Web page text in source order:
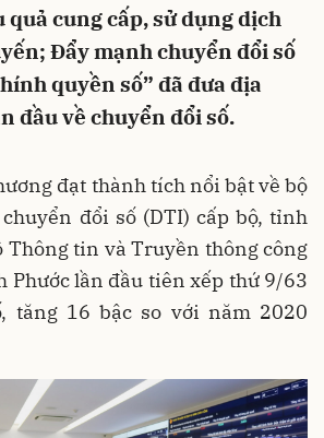
quả cung cấp, sử dụng dịch
Đẩy mạnh chuyển đổi số
quyền số” đã đưa địa
đầu về chuyển đổi số.
đạt thành tích nổi bật về bộ
đổi số (DTI) cấp bộ, tỉnh
Thông tin và Truyền thông công
Phước lần đầu tiên xếp thứ 9/63
tăng 16 bậc so với năm 2020